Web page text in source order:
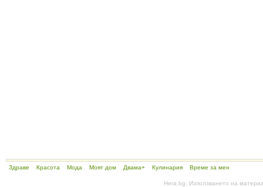
Здраве Красота Мода Моят дом Двама+ Кулинария Време за мен
Hera.bg. Използването на